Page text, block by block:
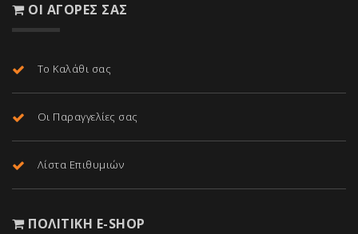
ΟΙ ΑΓΟΡΈΣ ΣΑΣ
Το Καλάθι σας
Οι Παραγγελίες σας
Λίστα Επιθυμιών
ΠΟΛΙΤΙΚΉ E-SHOP